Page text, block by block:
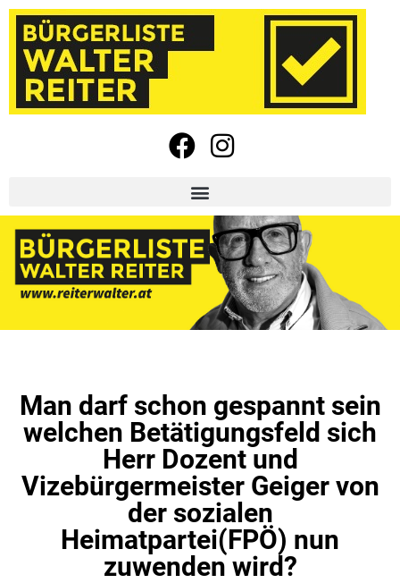
Man darf schon gespannt sein
welchen Betätigungsfeld sich
Herr Dozent und
Vizebürgermeister Geiger von
der sozialen
Heimatpartei(FPÖ) nun
zuwenden wird?